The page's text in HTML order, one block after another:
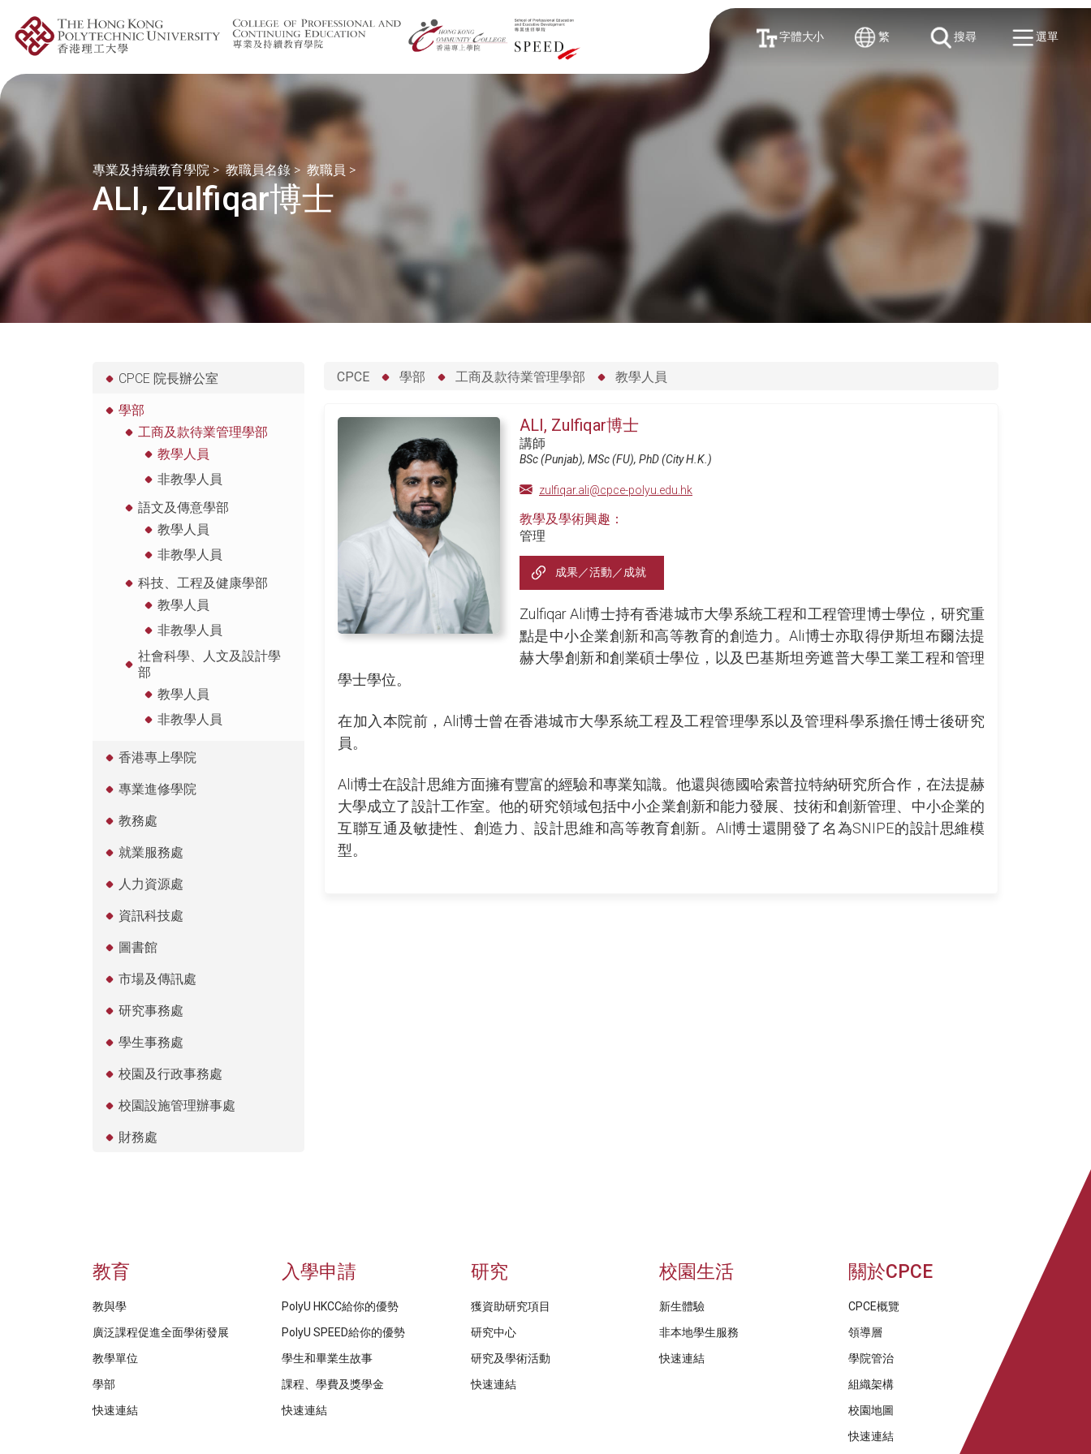
字體大小 繁 搜尋 選單
專業及持續教育學院 > 教職員名錄 > 教職員 >
ALI, Zulfiqar博士
CPCE 院長辦公室
學部
工商及款待業管理學部
教學人員
非教學人員
語文及傳意學部
教學人員
非教學人員
科技、工程及健康學部
教學人員
非教學人員
社會科學、人文及設計學
部
教學人員
非教學人員
香港專上學院
專業進修學院
教務處
就業服務處
人力資源處
資訊科技處
圖書館
市場及傳訊處
研究事務處
學生事務處
校園及行政事務處
校園設施管理辦事處
財務處
CPCE 學部 工商及款待業管理學部 教學人員
ALI, Zulfiqar博士
講師
BSc (Punjab), MSc (FU), PhD (City H.K.)
zulfiqar.ali@cpce-polyu.edu.hk
教學及學術興趣：
管理
成果／活動／成就
Zulfiqar Ali博士持有香港城市大學系統工程和工程管理博士學位，研究重
點是中小企業創新和高等教育的創造力。Ali博士亦取得伊斯坦布爾法提
赫大學創新和創業碩士學位，以及巴基斯坦旁遮普大學工業工程和管理
學士學位。
在加入本院前，Ali博士曾在香港城市大學系統工程及工程管理學系以及管理科學系擔任博士後研究
員。
Ali博士在設計思維方面擁有豐富的經驗和專業知識。他還與德國哈索普拉特納研究所合作，在法提赫
大學成立了設計工作室。他的研究領域包括中小企業創新和能力發展、技術和創新管理、中小企業的
互聯互通及敏捷性、創造力、設計思維和高等教育創新。Ali博士還開發了名為SNIPE的設計思維模
型。
教育
教與學
廣泛課程促進全面學術發展
教學單位
學部
快速連結
入學申請
PolyU HKCC給你的優勢
PolyU SPEED給你的優勢
學生和畢業生故事
課程、學費及獎學金
快速連結
研究
獲資助研究項目
研究中心
研究及學術活動
快速連結
校園生活
新生體驗
非本地學生服務
快速連結
關於CPCE
CPCE概覽
領導層
學院管治
組織架構
校園地圖
快速連結